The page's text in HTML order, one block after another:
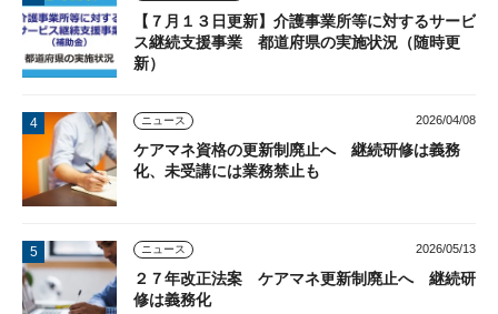
【７月１３日更新】介護事業所等に対するサービ
ス継続支援事業 都道府県の実施状況（随時更
新）
ニュース 2026/04/08
ケアマネ資格の更新制廃止へ 継続研修は義務
化、未受講には業務禁止も
ニュース 2026/05/13
２７年改正法案 ケアマネ更新制廃止へ 継続研
修は義務化